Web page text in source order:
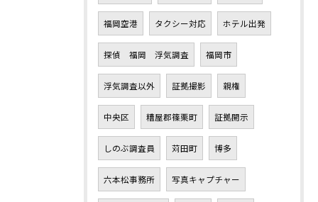
福岡空港 タクシー対応 ホテル出発
探偵 福岡 浮気調査 福岡市
浮気調査以外 証拠撮影 親権
中央区 糟屋郡篠栗町 証拠開示
しのぶ調査員 苅田町 博多
六本松事務所 写真キャプチャー